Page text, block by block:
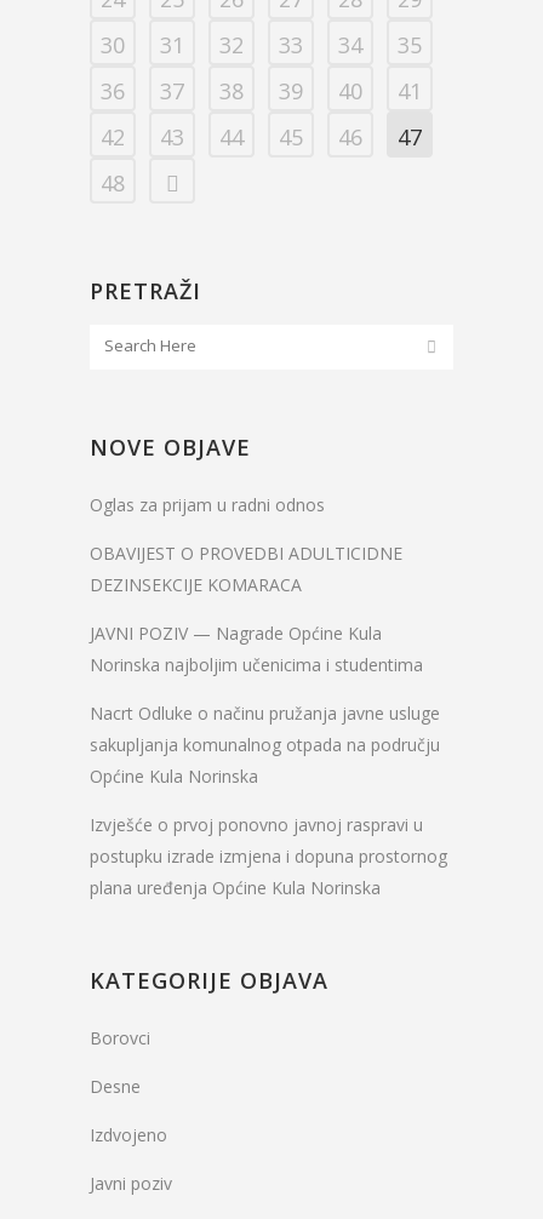
30
31 32 33 34
35
36
37 38 39 40
41
42
43 44 45 46
47
48
PRETRAŽI
NOVE OBJAVE
Oglas za prijam u radni odnos
OBAVIJEST O PROVEDBI ADULTICIDNE
DEZINSEKCIJE KOMARACA
JAVNI POZIV — Nagrade Općine Kula
Norinska najboljim učenicima i studentima
Nacrt Odluke o načinu pružanja javne usluge
sakupljanja komunalnog otpada na području
Općine Kula Norinska
Izvješće o prvoj ponovno javnoj raspravi u
postupku izrade izmjena i dopuna prostornog
plana uređenja Općine Kula Norinska
KATEGORIJE OBJAVA
Borovci
Desne
Izdvojeno
Javni poziv